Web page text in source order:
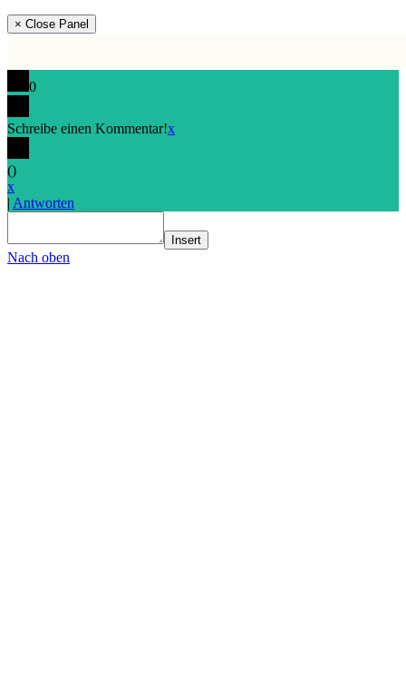
× Close Panel
0
Schreibe einen Kommentar!x
()
x
| Antworten
Insert
Nach oben